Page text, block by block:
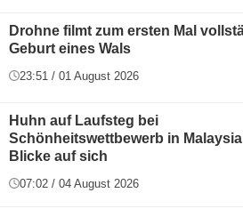
Drohne filmt zum ersten Mal
Geburt eines Wals
23:51 / 01 August 2026
Huhn auf Laufsteg bei
Schönheitswettbewerb in
Blicke auf sich
07:02 / 04 August 2026